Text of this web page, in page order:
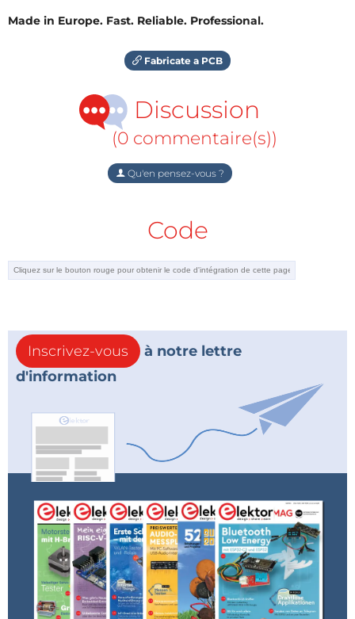
Made in Europe. Fast. Reliable. Professional.
Fabricate a PCB
Discussion
(0 commentaire(s))
Qu'en pensez-vous ?
Code
Inscrivez-vous
à notre lettre
d'information